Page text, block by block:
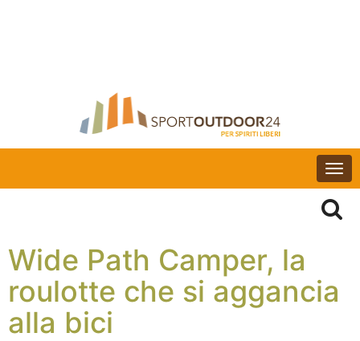
Wide Path Camper, la
roulotte che si aggancia
alla bici